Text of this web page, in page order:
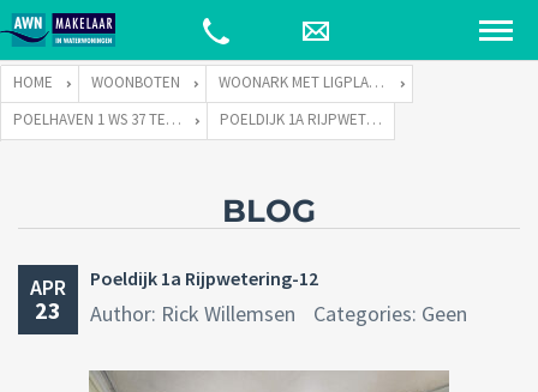
HOME WOONBOTEN
WOONARK MET LIGPLAATS
POELHAVEN 1 WS 37 TE 2375 NB RIJPWETERING
POELDIJK 1A RIJPWETERING-12
BLOG
APR
23
Poeldijk 1a Rijpwetering-12
Author: Rick Willemsen Categories: Geen